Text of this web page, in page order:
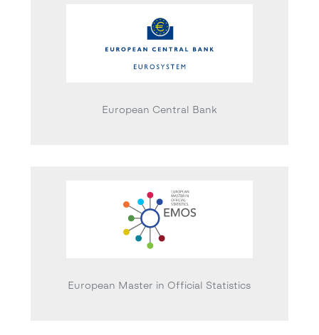
European Central Bank
European Master in Official Statistics